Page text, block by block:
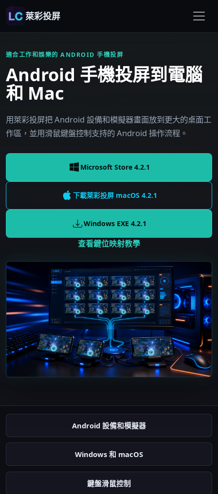
萊彩投屏
適合工作和娛樂的 ANDROID 手機投屏
Android 手機投屏到電腦
和 Mac
用萊彩投屏把 Android 設備和模擬器畫面放到更大的桌面工
作區，並用滑鼠鍵盤控制支持的 Android 操作流程。
Microsoft Store 4.2.1
下載萊彩投屏 macOS4.2.1
Windows EXE4.2.1
查看鍵位映射教學
Android 設備和模擬器
Windows 和 macOS
鍵盤滑鼠控制